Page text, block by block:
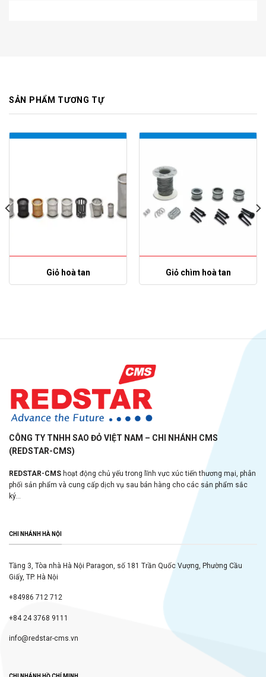
SẢN PHẨM TƯƠNG TỰ
Giỏ hoà tan Giỏ chìm hoà tan
CÔNG TY TNHH SAO ĐỎ VIỆT NAM – CHI NHÁNH CMS
(REDSTAR-CMS)
REDSTAR-CMS hoạt động chủ yếu trong lĩnh vực xúc tiến thương mại, phân
phối sản phẩm và cung cấp dịch vụ sau bán hàng cho các sản phẩm sắc
ký...
CHI NHÁNH HÀ NỘI
Tầng 3, Tòa nhà Hà Nội Paragon, số 181 Trần Quốc Vượng, Phường Cầu
Giấy, TP. Hà Nội
+84986 712 712
+84 24 3768 9111
info@redstar-cms.vn